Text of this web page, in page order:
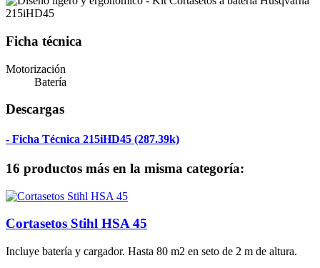
Ficha técnica
Motorización
Batería
Descargas
- Ficha Técnica 215iHD45 (287.39k)
16 productos más en la misma categoría:
Cortasetos Stihl HSA 45
Incluye batería y cargador. Hasta 80 m2 en seto de 2 m de altura.